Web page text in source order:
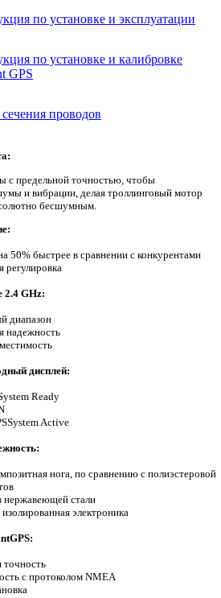
по установке и эксплуатации
по установке и калибровке
GPS
проводов
с предельной точностью, чтобы
и вибрации, делая троллинговый мотор
бесшумным.
50% быстрее в сравнении с конкурентами
регулировка
2.4 GHz:
диапазон
надежность
дисплей:
Ready
Active
нога, по сравнению с полиэстеровой
нержавеющей стали
электроника
точность
с протоколом NMEA